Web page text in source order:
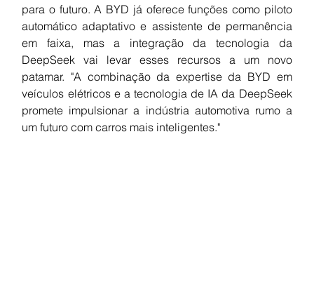
para o futuro. A BYD já oferece funções como piloto
automático adaptativo e assistente de permanência
em faixa, mas a integração da tecnologia da
DeepSeek vai levar esses recursos a um novo
patamar. "A combinação da expertise da BYD em
veículos elétricos e a tecnologia de IA da DeepSeek
promete impulsionar a indústria automotiva rumo a
um futuro com carros mais inteligentes."